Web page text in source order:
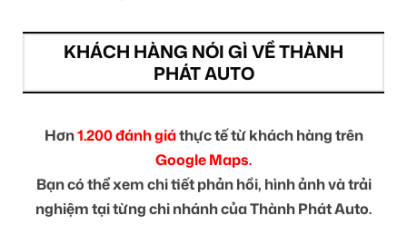
KHÁCH HÀNG NÓI GÌ VỀ THÀNH
PHÁT AUTO
Hơn1.200 đánh giáthực tế từ khách hàng trên
Google Maps.
Bạn có thể xem chi tiết phản hồi, hình ảnh và trải
nghiệm tại từng chi nhánh của Thành Phát Auto.